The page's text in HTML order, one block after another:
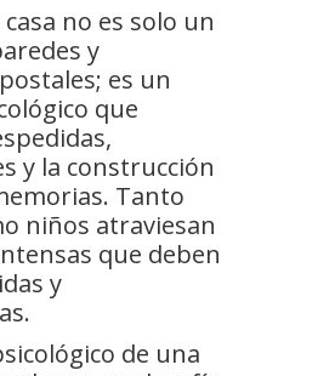
no es solo un
y
es un
que
y la construcción
Tanto
niños atraviesan
que deben
y
de una